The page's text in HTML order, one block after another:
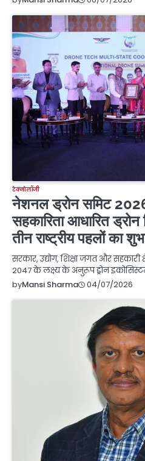
टेक्नोलॉजी
नेशनल ड्रोन समिट
सहकारिता आधारित
तीन राष्ट्रीय पहलों का
सरकार, उद्योग, शिक्षा जगत और सहकारी
2047 के लक्ष्य के अनुरूप ड्रोन
byMansi Sharma 04/07/2026